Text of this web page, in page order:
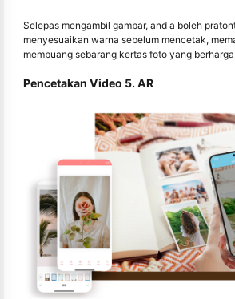
Selepas mengambil gambar, and a boleh
menyesuaikan warna sebelum mencetak,
membuang sebarang kertas foto yang berharga.
Pencetakan Video 5. AR